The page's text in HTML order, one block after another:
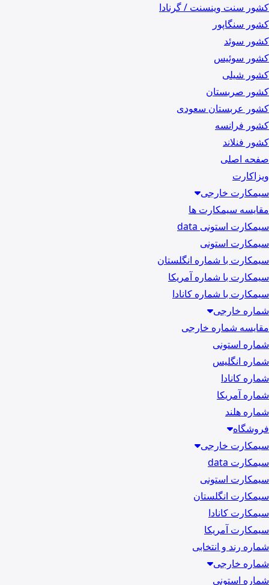
کشور سنت وینسنت / گرنادا
کشور سنگاپور
کشور سوئد
کشور سوئیس
کشور شیلی
کشور صربستان
کشور عربستان سعودی
کشور فرانسه
کشور فنلاند
صفحه اصلی
ویزاکارت
سیمکارت خارجی
مقایسه سیمکارت ها
سیمکارت استونی data
سیمکارت استونی
سیمکارت با شماره انگلستان
سیمکارت با شماره آمریکا
سیمکارت با شماره کانادا
شماره خارجی
مقایسه شماره خارجی
شماره استونی
شماره انگلیس
شماره کانادا
شماره آمریکا
شماره هلند
فروشگاه
سیمکارت خارجی
سیمکارت data
سیمکارت استونی
سیمکارت انگلستان
سیمکارت کانادا
سیمکارت آمریکا
شماره رند و انتخابی
شماره خارجی
شماره استونی